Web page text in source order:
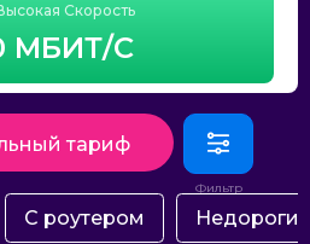
Скорость
МБИТ/С
тариф
С роутером Недорогие